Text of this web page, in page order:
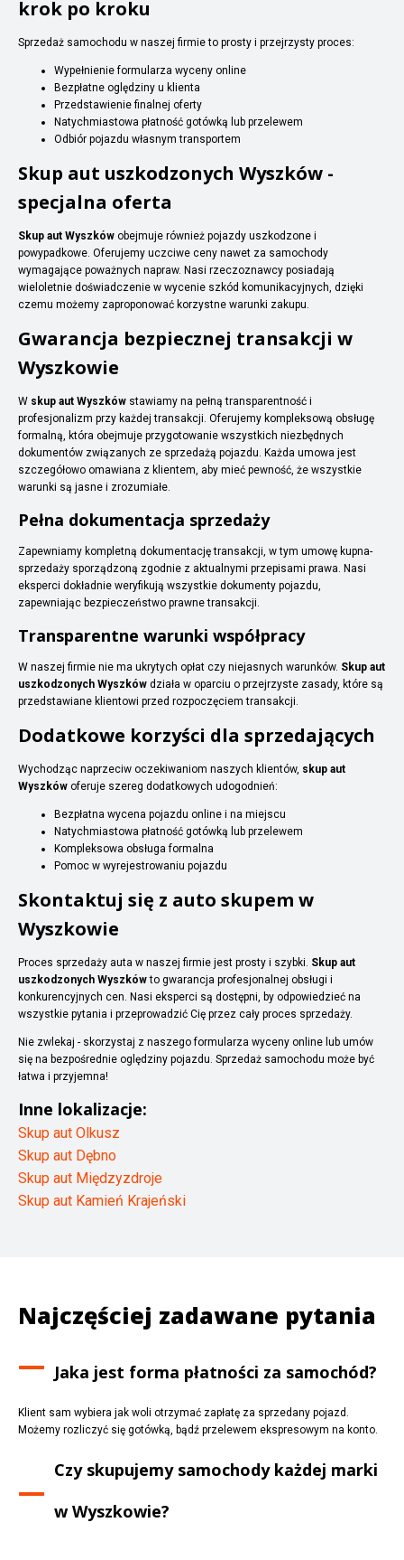
krok po kroku
Sprzedaż samochodu w naszej firmie to prosty i przejrzysty proces:
Wypełnienie formularza wyceny online
Bezpłatne oględziny u klienta
Przedstawienie finalnej oferty
Natychmiastowa płatność gotówką lub przelewem
Odbiór pojazdu własnym transportem
Skup aut uszkodzonych Wyszków -
specjalna oferta
Skup aut Wyszków obejmuje również pojazdy uszkodzone i
powypadkowe. Oferujemy uczciwe ceny nawet za samochody
wymagające poważnych napraw. Nasi rzeczoznawcy posiadają
wieloletnie doświadczenie w wycenie szkód komunikacyjnych, dzięki
czemu możemy zaproponować korzystne warunki zakupu.
Gwarancja bezpiecznej transakcji w
Wyszkowie
W skup aut Wyszków stawiamy na pełną transparentność i
profesjonalizm przy każdej transakcji. Oferujemy kompleksową obsługę
formalną, która obejmuje przygotowanie wszystkich niezbędnych
dokumentów związanych ze sprzedażą pojazdu. Każda umowa jest
szczegółowo omawiana z klientem, aby mieć pewność, że wszystkie
warunki są jasne i zrozumiałe.
Pełna dokumentacja sprzedaży
Zapewniamy kompletną dokumentację transakcji, w tym umowę kupna-
sprzedaży sporządzoną zgodnie z aktualnymi przepisami prawa. Nasi
eksperci dokładnie weryfikują wszystkie dokumenty pojazdu,
zapewniając bezpieczeństwo prawne transakcji.
Transparentne warunki współpracy
W naszej firmie nie ma ukrytych opłat czy niejasnych warunków. Skup aut
uszkodzonych Wyszków działa w oparciu o przejrzyste zasady, które są
przedstawiane klientowi przed rozpoczęciem transakcji.
Dodatkowe korzyści dla sprzedających
Wychodząc naprzeciw oczekiwaniom naszych klientów, skup aut
Wyszków oferuje szereg dodatkowych udogodnień:
Bezpłatna wycena pojazdu online i na miejscu
Natychmiastowa płatność gotówką lub przelewem
Kompleksowa obsługa formalna
Pomoc w wyrejestrowaniu pojazdu
Skontaktuj się z auto skupem w
Wyszkowie
Proces sprzedaży auta w naszej firmie jest prosty i szybki. Skup aut
uszkodzonych Wyszkówto gwarancja profesjonalnej obsługi i
konkurencyjnych cen. Nasi eksperci są dostępni, by odpowiedzieć na
wszystkie pytania i przeprowadzić Cię przez cały proces sprzedaży.
Nie zwlekaj - skorzystaj z naszego formularza wyceny online lub umów
się na bezpośrednie oględziny pojazdu. Sprzedaż samochodu może być
łatwa i przyjemna!
Inne lokalizacje:
Skup aut Olkusz
Skup aut Dębno
Skup aut Międzyzdroje
Skup aut Kamień Krajeński
Najczęściej zadawane pytania
Jaka jest forma płatności za samochód?
Klient sam wybiera jak woli otrzymać zapłatę za sprzedany pojazd.
Możemy rozliczyć się gotówką, bądź przelewem ekspresowym na konto.
Czy skupujemy samochody każdej marki
wWyszkowie?